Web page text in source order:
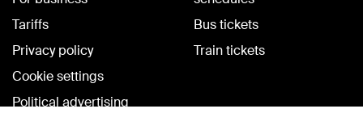
Tariffs
Privacy policy
Cookie settings
Political advertising
Bus tickets
Train tickets